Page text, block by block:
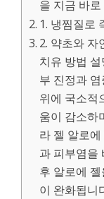
을 지금 바
1. 냉찜질로
2. 약초와 자
치유 방법
부 진정과
위에 국소적
움이 감소하
라 젤 알로
과 피부염을
후 알로에
이 완화됩니